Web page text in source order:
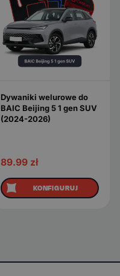
Dywaniki welurowe do
BAIC Beijing 5 1 gen SUV
(2024-2026)
89.99 zł
KONFIGURUJ